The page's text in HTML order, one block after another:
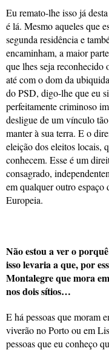
Eu remato-lhe isso já
é lá. Mesmo aqueles que
segunda residência e
encaminham, a maior
que lhes seja reconhecido
até com o dom da
do PSD, digo-lhe que eu
perfeitamente criminoso
desligue de um vínculo
manter à sua terra. E o
eleição dos eleitos locais,
conhecem. Esse é um
consagrado,
em qualquer outro
Europeia.
Não estou a ver o
isso levaria a que, por
Montalegre que mora
nos dois sítios…
E há pessoas que moram
viverão no Porto ou em
pessoas que eu conheço